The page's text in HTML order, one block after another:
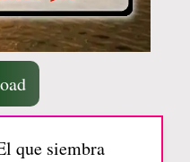
que siembra